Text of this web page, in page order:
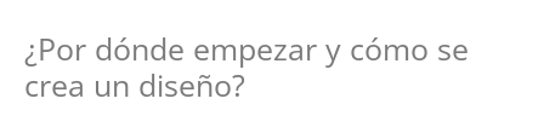
¿Por dónde empezar y cómo se
crea un diseño?